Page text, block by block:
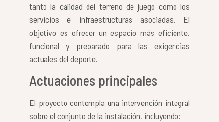
tanto la calidad del terreno de juego como los
servicios e infraestructuras asociadas. El
objetivo es ofrecer un espacio más eficiente,
funcional y preparado para las exigencias
actuales del deporte.
Actuaciones principales
El proyecto contempla una intervención integral
sobre el conjunto de la instalación, incluyendo: